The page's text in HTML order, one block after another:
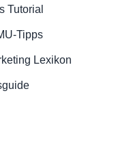
Tutorial
Tipps
Lexikon